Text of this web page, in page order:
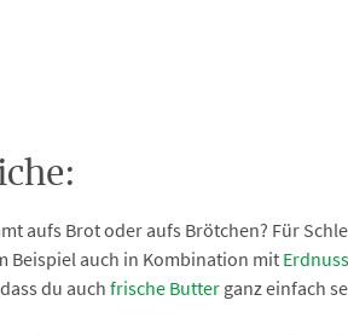
aufs Brot oder aufs Brötchen? Für
Beispiel auch in Kombination mit
du auchfrische Butter ganz einfach